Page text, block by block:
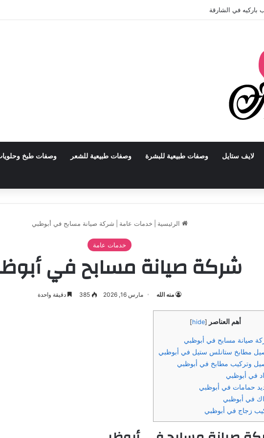
باركيه في الشارقة
لايف ستايل وصفات طبيعية للبشرة وصفات طبيعية للشعر وصفات طبخ
الرئيسية خدمات عامة شركة صيانة مسابح في أبوظبي
خدمات عامة
شركة صيانة مسابح في
منه الله مارس 16, 2026 385 دقيقة واحدة
أهم العناصر [
hide
]
صيانة مسابح في أبوظبي
مطابخ ستانلس ستيل في أبوظبي
وتركيب مطابخ في أبوظبي
في أبوظبي
حمامات في أبوظبي
في أبوظبي
زجاج في أبوظبي